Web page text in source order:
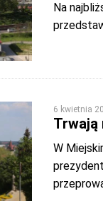
Na
6 kwietnia
Trwają
W